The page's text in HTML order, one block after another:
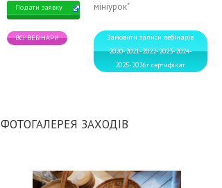
Подати заявку
мініурок"
ВСІ ВЕБІНАРИ
Замовити записи вебінарів
2020-2021-2022-2023-2024-
2025-2026+ сертифікат
ФОТОГАЛЕРЕЯ ЗАХОДІВ